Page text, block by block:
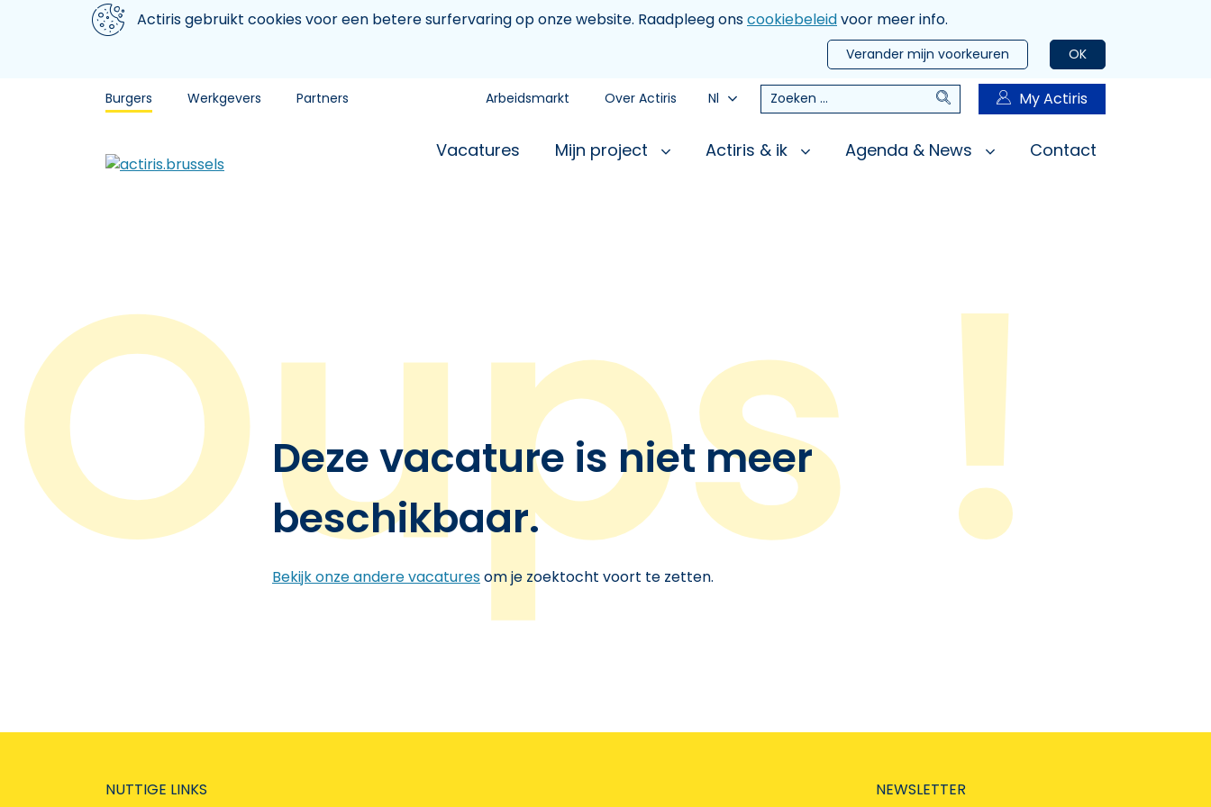
Aller au contenu principal
We gebruiken cookiesActiris gebruikt cookies voor een betere surfervaring op onze website. Raadpleeg onscookiebeleidvoor meer info.
OK
Verander mijn voorkeuren
Burgers Werkgevers Partners Arbeidsmarkt Over Actiris Nl Zoeken Zoeken My Actiris
Vacatures Mijn project Actiris & ik Agenda & News Contact
Deze vacature is niet meer
beschikbaar.
Bekijk onze andere vacaturesom je zoektocht voort te zetten.
NUTTIGE LINKS NEWSLETTER